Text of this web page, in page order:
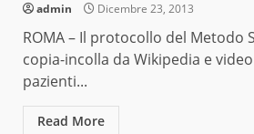
admin Dicembre 23, 2013
ROMA – Il protocollo del Metodo
copia-incolla da Wikipedia e
pazienti...
Read More